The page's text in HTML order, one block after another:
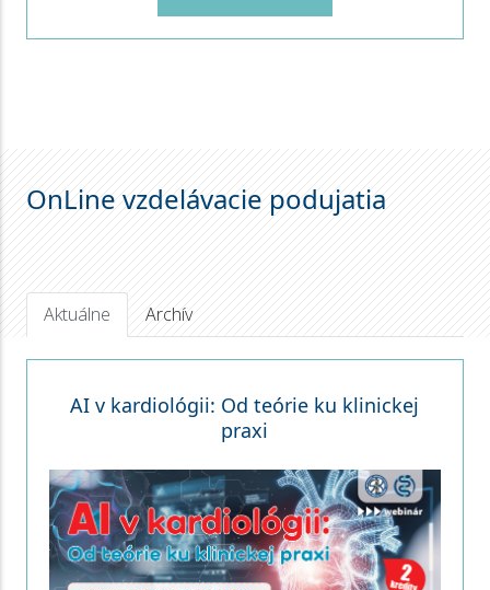
OnLine vzdelávacie podujatia
Aktuálne Archív
AI v kardiológii: Od teórie ku klinickej
praxi